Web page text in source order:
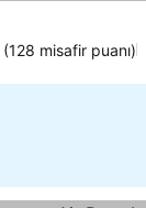
(128 misafir puanı)